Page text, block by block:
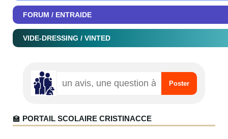
FORUM / ENTRAIDE
VIDE-DRESSING / VINTED
🏫 PORTAIL SCOLAIRE CRISTINACCE